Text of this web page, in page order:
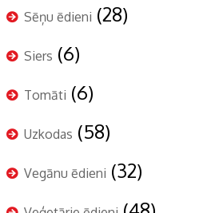
Sēņu ēdieni (28)
Siers (6)
Tomāti (6)
Uzkodas (58)
Vegānu ēdieni (32)